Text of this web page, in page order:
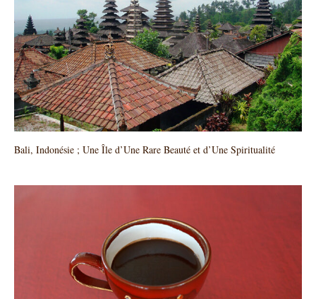
Bali, Indonésie ; Une Île d’Une Rare Beauté et d’Une Spiritualité